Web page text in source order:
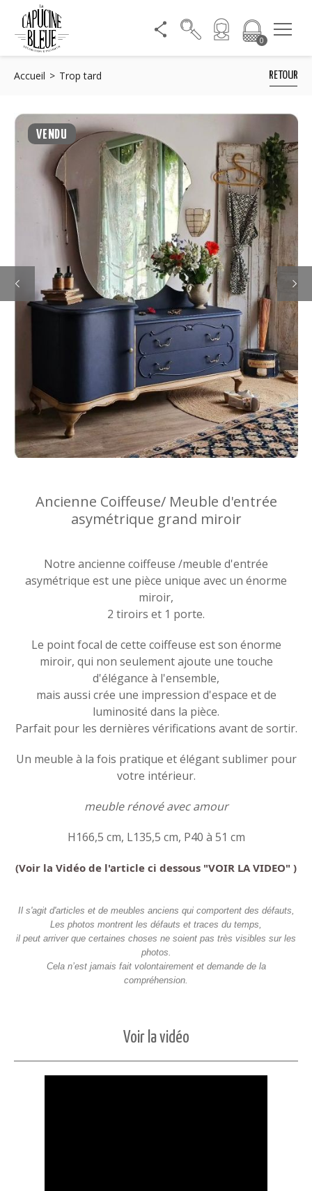
0
RETOUR
Accueil Trop tard
VENDU
Ancienne Coiffeuse/ Meuble d'entrée
asymétrique grand miroir
Notre ancienne coiffeuse /meuble d'entrée
asymétrique est une pièce unique avec un énorme
miroir,
2 tiroirs et 1 porte.
Le point focal de cette coiffeuse est son énorme
miroir, qui non seulement ajoute une touche
d'élégance à l'ensemble,
mais aussi crée une impression d'espace et de
luminosité dans la pièce.
Parfait pour les dernières vérifications avant de sortir.
Un meuble à la fois pratique et élégant sublimer pour
votre intérieur.
meuble rénové avec amour
H166,5 cm, L135,5 cm, P40 à 51 cm
(Voir la Vidéo de l'article ci dessous "VOIR LA VIDEO" )
Il s'agit d'articles et de meubles anciens qui comportent des défauts,
Les photos montrent les défauts et traces du temps,
il peut arriver que certaines choses ne soient pas très visibles sur les
photos.
Cela n’est jamais fait volontairement et demande de la
compréhension.
Voir la vidéo